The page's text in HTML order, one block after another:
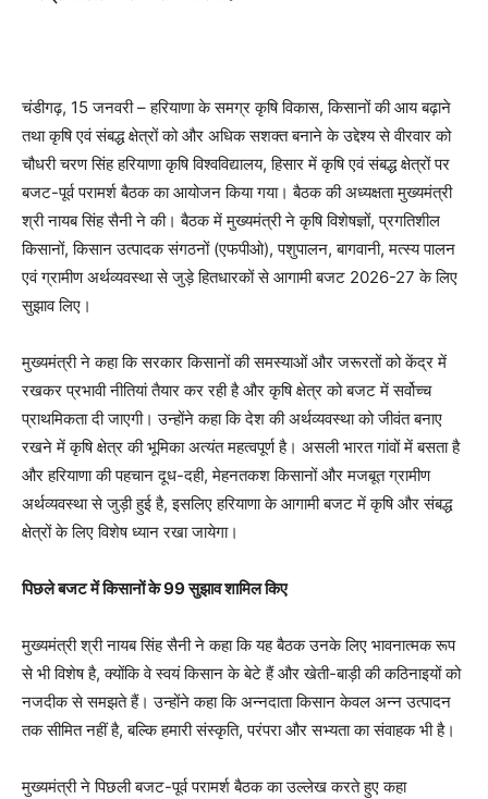
चंडीगढ़, 15 जनवरी – हरियाणा के समग्र कृषि विकास, किसानों की आय बढ़ाने
तथा कृषि एवं संबद्ध क्षेत्रों को और अधिक सशक्त बनाने के उद्देश्य से वीरवार को
चौधरी चरण सिंह हरियाणा कृषि विश्वविद्यालय, हिसार में कृषि एवं संबद्ध क्षेत्रों पर
बजट-पूर्व परामर्श बैठक का आयोजन किया गया। बैठक की अध्यक्षता मुख्यमंत्री
श्री नायब सिंह सैनी ने की। बैठक में मुख्यमंत्री ने कृषि विशेषज्ञों, प्रगतिशील
किसानों, किसान उत्पादक संगठनों (एफपीओ), पशुपालन, बागवानी, मत्स्य पालन
एवं ग्रामीण अर्थव्यवस्था से जुड़े हितधारकों से आगामी बजट 2026-27 के लिए
सुझाव लिए।
मुख्यमंत्री ने कहा कि सरकार किसानों की समस्याओं और जरूरतों को केंद्र में
रखकर प्रभावी नीतियां तैयार कर रही है और कृषि क्षेत्र को बजट में सर्वोच्च
प्राथमिकता दी जाएगी। उन्होंने कहा कि देश की अर्थव्यवस्था को जीवंत बनाए
रखने में कृषि क्षेत्र की भूमिका अत्यंत महत्वपूर्ण है। असली भारत गांवों में बसता है
और हरियाणा की पहचान दूध-दही, मेहनतकश किसानों और मजबूत ग्रामीण
अर्थव्यवस्था से जुड़ी हुई है, इसलिए हरियाणा के आगामी बजट में कृषि और संबद्ध
क्षेत्रों के लिए विशेष ध्यान रखा जायेगा।
पिछले बजट में किसानों के99सुझाव शामिल किए
मुख्यमंत्री श्री नायब सिंह सैनी ने कहा कि यह बैठक उनके लिए भावनात्मक रूप
से भी विशेष है, क्योंकि वे स्वयं किसान के बेटे हैं और खेती-बाड़ी की कठिनाइयों को
नजदीक से समझते हैं। उन्होंने कहा कि अन्नदाता किसान केवल अन्न उत्पादन
तक सीमित नहीं है, बल्कि हमारी संस्कृति, परंपरा और सभ्यता का संवाहक भी है।
मुख्यमंत्री ने पिछली बजट-पूर्व परामर्श बैठक का उल्लेख करते हुए कहा